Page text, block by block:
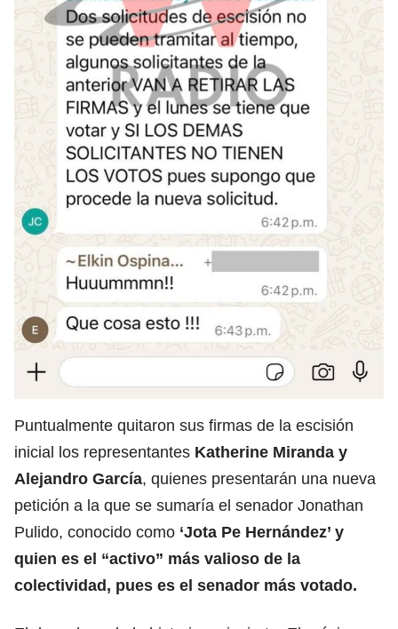
Puntualmente quitaron sus firmas de la escisión
inicial los representantes Katherine Miranda y
Alejandro García, quienes presentarán una nueva
petición a la que se sumaría el senador Jonathan
Pulido, conocido como ‘Jota Pe Hernández’ y
quien es el “activo” más valioso de la
colectividad, pues es el senador más votado.